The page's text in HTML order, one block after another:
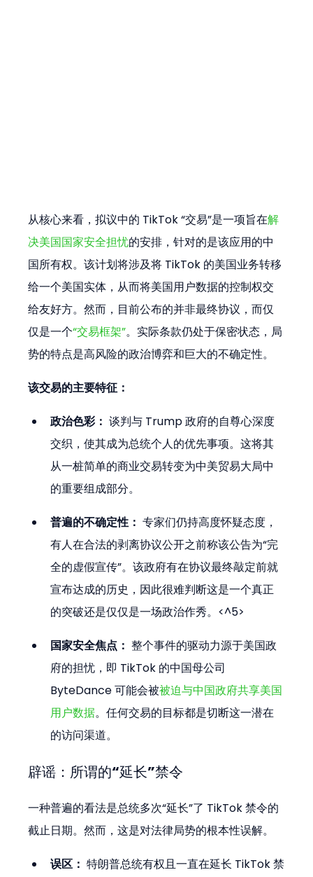
从核心来看，拟议中的 TikTok “交易”是一项旨在解
决美国国家安全担忧的安排，针对的是该应用的中
国所有权。该计划将涉及将 TikTok 的美国业务转移
给一个美国实体，从而将美国用户数据的控制权交
给友好方。然而，目前公布的并非最终协议，而仅
仅是一个“交易框架”。实际条款仍处于保密状态，局
势的特点是高风险的政治博弈和巨大的不确定性。
该交易的主要特征：
政治色彩： 谈判与 Trump 政府的自尊心深度
交织，使其成为总统个人的优先事项。这将其
从一桩简单的商业交易转变为中美贸易大局中
的重要组成部分。
普遍的不确定性： 专家们仍持高度怀疑态度，
有人在合法的剥离协议公开之前称该公告为“完
全的虚假宣传”。该政府有在协议最终敲定前就
宣布达成的历史，因此很难判断这是一个真正
的突破还是仅仅是一场政治作秀。<^5>
国家安全焦点： 整个事件的驱动力源于美国政
府的担忧，即 TikTok 的中国母公司
ByteDance 可能会被被迫与中国政府共享美国
用户数据。任何交易的目标都是切断这一潜在
的访问渠道。
辟谣：所谓的“延长”禁令
一种普遍的看法是总统多次“延长”了 TikTok 禁令的
截止日期。然而，这是对法律局势的根本性误解。
误区： 特朗普总统有权且一直在延长 TikTok 禁